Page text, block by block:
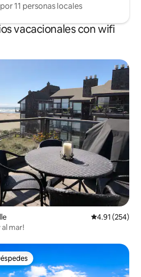
11 personas locales
vacacionales con wifi
Calificación
4.91 (254)
al mar!
preferido